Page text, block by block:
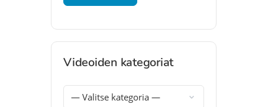
Videoiden kategoriat